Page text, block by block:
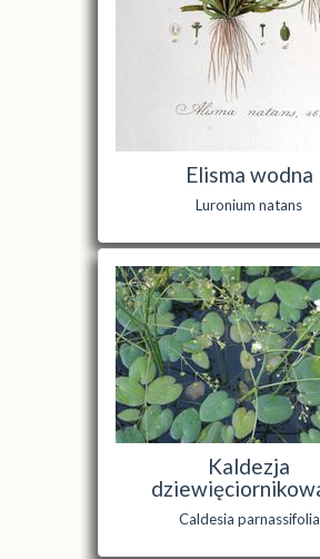
Elisma wodna
Luronium natans
Kaldezja
Caldesia parnassifolia